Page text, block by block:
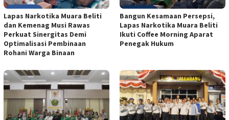
Lapas Narkotika Muara Beliti
dan Kemenag Musi Rawas
Perkuat Sinergitas Demi
Optimalisasi Pembinaan
Rohani Warga Binaan
Bangun Kesamaan Persepsi,
Lapas Narkotika Muara Beliti
Ikuti Coffee Morning Aparat
Penegak Hukum